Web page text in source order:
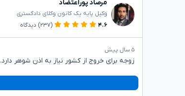
مرصاد پوراعتضاد
وکیل پایه یک کانون وکلای دادگستری
۴.۶
(۲۳۷) دیدگاه
۵ سال پیش
زوجه برای خروج از کشور نیاز به اذن شوهر دارد.